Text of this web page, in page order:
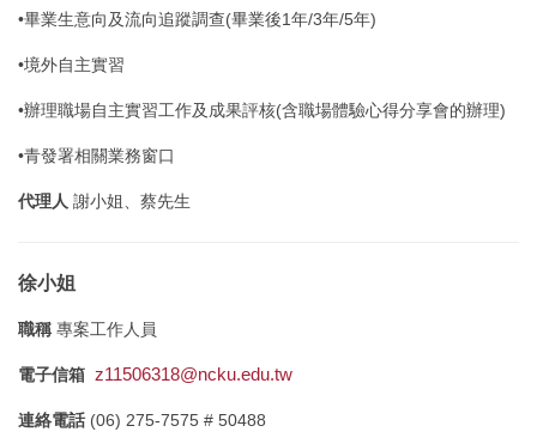
•畢業生意向及流向追蹤調查(畢業後1年/3年/5年)
•境外自主實習
•辦理職場自主實習工作及成果評核(含職場體驗心得分享會的辦理)
•青發署相關業務窗口
代理人 謝小姐、蔡先生
徐小姐
職稱 專案工作人員
電子信箱 z11506318@ncku.edu.tw
連絡電話 (06) 275-7575 # 50488